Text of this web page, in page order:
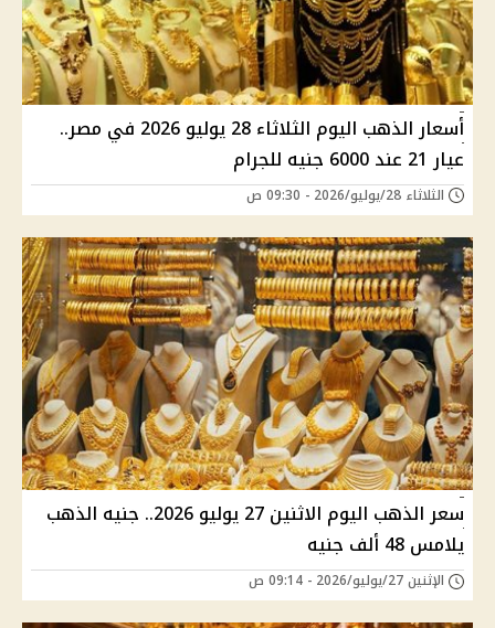
أسعار الذهب اليوم الثلاثاء 28 يوليو 2026 في مصر..
عيار 21 عند 6000 جنيه للجرام
الثلاثاء 28/يوليو/2026 - 09:30 ص
سعر الذهب اليوم الاثنين 27 يوليو 2026.. جنيه الذهب
يلامس 48 ألف جنيه
الإثنين 27/يوليو/2026 - 09:14 ص